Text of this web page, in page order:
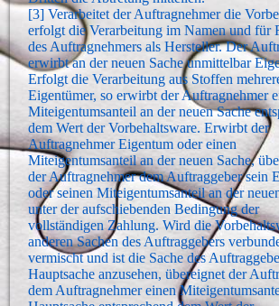
[3] Verarbeitet der Auftragnehmer die
erfolgt die Verarbeitung im Namen und für
des Auftragnehmers als Hersteller. Der
erwirbt an der neuen Sache unmittelbar
Erfolgt die Verarbeitung aus Stoffen
Eigentümer, so erwirbt der Auftragnehmer
Miteigentumsanteil an der neuen Sache
dem Wert der Vorbehaltsware. Erwirbt der
Auftragnehmer Eigentum oder einen
Miteigentumsanteil an der neuen Sache,
der Auftragnehmer dem Auftraggeber sein
oder seinen Miteigentumsanteil an der
unter der aufschiebenden Bedingung der
vollständigen Zahlung. Wird die
anderen Sachen des Auftraggebers
vermischt und ist die Sache des
Hauptsache anzusehen, übereignet der
dem Auftragnehmer einen